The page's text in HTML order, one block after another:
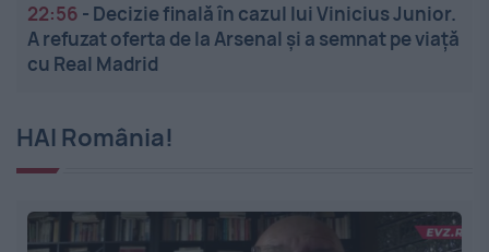
22:56 - Decizie finală în cazul lui Vinicius Junior.
A refuzat oferta de la Arsenal și a semnat pe viață
cu Real Madrid
HAI România!